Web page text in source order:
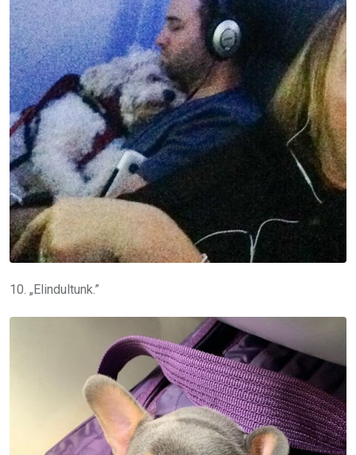
10. „Elindultunk.”